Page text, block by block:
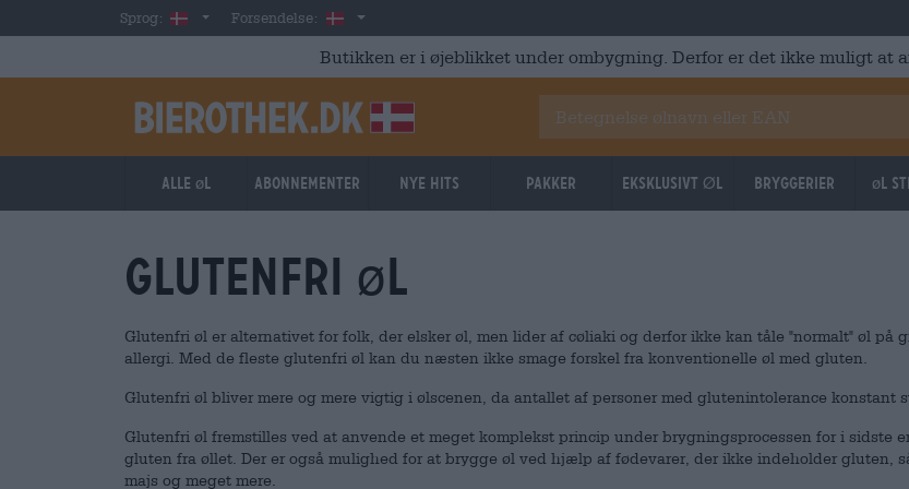
Skip to main contentSprog: DanishForsendelse: Danmark
Butikken er i øjeblikket under ombygning. Derfor er det ikke muligt at
Alle øl Abonnementer Nye hits Pakker Eksklusivt Øl Bryggerier øl
Glutenfri øl
Glutenfri øl er alternativet for folk, der elsker øl, men lider af cøliaki og derfor ikke kan tåle "normalt" øl på
allergi. Med de fleste glutenfri øl kan du næsten ikke smage forskel fra konventionelle øl med gluten.
Glutenfri øl bliver mere og mere vigtig i ølscenen, da antallet af personer med glutenintolerance konstant
Glutenfri øl fremstilles ved at anvende et meget komplekst princip under brygningsprocessen for i sidste
gluten fra øllet. Der er også mulighed for at brygge øl ved hjælp af fødevarer, der ikke indeholder gluten,
majs og meget mere.